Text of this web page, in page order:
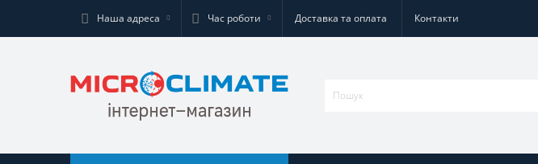
Наша адреса Час роботи Доставка та оплата Контакти